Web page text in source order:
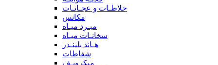
خلاطـات و عجـانـات
مكانس
مبـرد ميـاه
سخانـات ميـاه
هـاند بلينـدر
شفاطات
ميكرويـف